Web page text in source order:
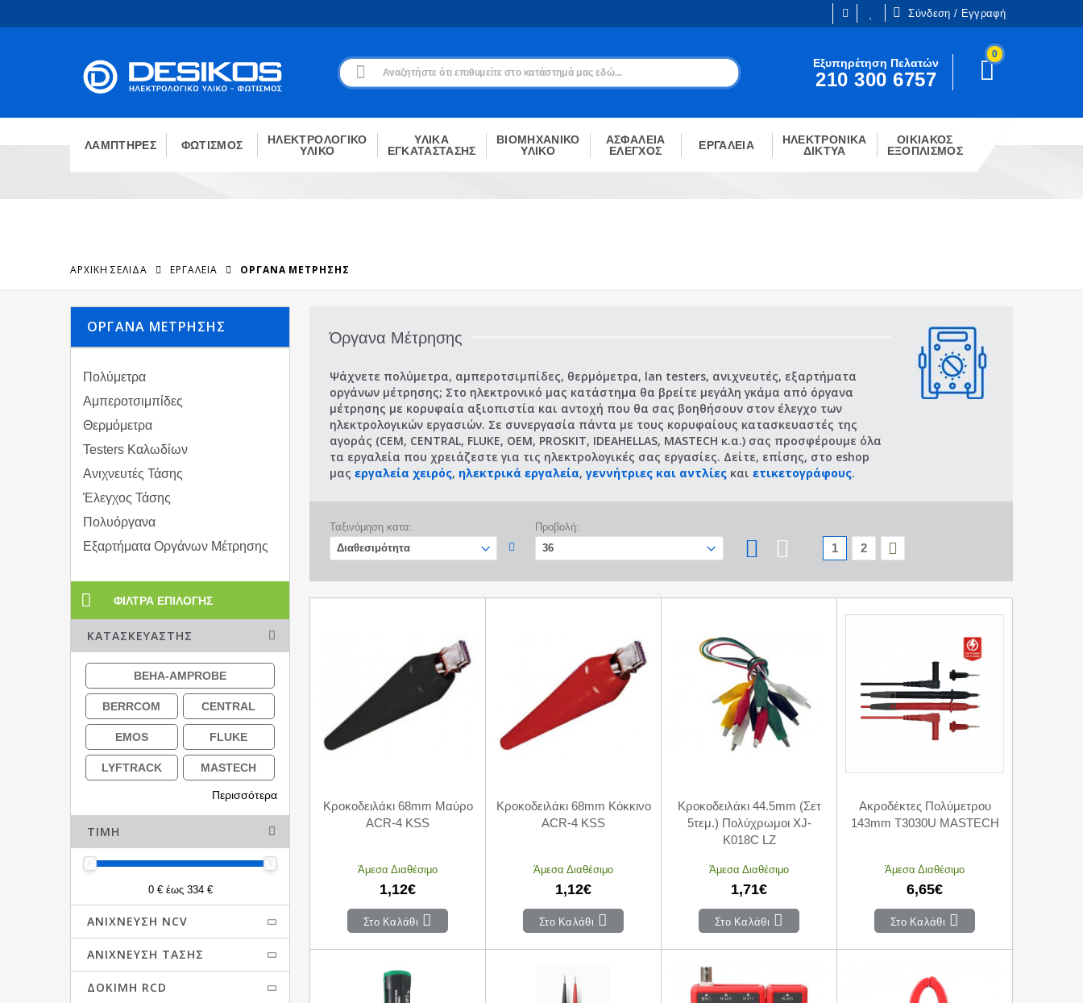
Σύνδεση / Εγγραφή
Εγγραφή
Δεν είσαι μέλος;
ΕΓΓΡΑΦΉ
Είμαι ήδη πελάτης
ΣΎΝΔΕΣΗ
Εξυπηρέτηση Πελατών
210 300 6757
0
ΛΑΜΠΤΗΡΕΣ ΦΩΤΙΣΜΟΣ
ΗΛΕΚΤΡΟΛΟΓΙΚΟ
ΥΛΙΚΟ
ΥΛΙΚΑ
ΕΓΚΑΤΑΣΤΑΣΗΣ
ΒΙΟΜΗΧΑΝΙΚΟ
ΥΛΙΚΟ
ΑΣΦΑΛΕΙΑ
ΕΛΕΓΧΟΣ
ΕΡΓΑΛΕΙΑ
ΗΛΕΚΤΡΟΝΙΚΑ
ΔΙΚΤΥΑ
ΟΙΚΙΑΚΟΣ
ΕΞΟΠΛΙΣΜΟΣ
ΑΡΧΙΚΉ ΣΕΛΊΔΑ ΕΡΓΑΛΕΙΑ ΌΡΓΑΝΑ ΜΈΤΡΗΣΗΣ
ΌΡΓΑΝΑ ΜΈΤΡΗΣΗΣ
Πολύμετρα
Αμπεροτσιμπίδες
Θερμόμετρα
Testers Καλωδίων
Ανιχνευτές Τάσης
Έλεγχος Τάσης
Πολυόργανα
Εξαρτήματα Οργάνων Μέτρησης
ΦΊΛΤΡΑ ΕΠΙΛΟΓΉΣ
ΚΑΤΑΣΚΕΥΑΣΤΉΣ
BEHA-AMPROBE
BERRCOM CENTRAL
EMOS FLUKE
LYFTRACK MASTECH
PROSKIT
STANLEY
UNI-TREND V&A
Περισσότερα
ΤΙΜΉ
0 € έως 334 €
ΑΝΊΧΝΕΥΣΗ NCV
ΑΝΊΧΝΕΥΣΗ ΤΆΣΗΣ
ΔΟΚΙΜΉ RCD
Όργανα Μέτρησης
Ψάχνετε πολύμετρα, αμπεροτσιμπίδες, θερμόμετρα, lan testers, ανιχνευτές, εξαρτήματα
οργάνων μέτρησης; Στο ηλεκτρονικό μας κατάστημα θα βρείτε μεγάλη γκάμα από όργανα
μέτρησης με κορυφαία αξιοπιστία και αντοχή που θα σας βοηθήσουν στον έλεγχο των
ηλεκτρολογικών εργασιών. Σε συνεργασία πάντα με τους κορυφαίους κατασκευαστές της
αγοράς (CEM, CENTRAL, FLUKE, OEM, PROSKIT, IDEAHELLAS, MASTECH κ.α.) σας προσφέρουμε όλα
τα εργαλεία που χρειάζεστε για τις ηλεκτρολογικές σας εργασίες. Δείτε, επίσης, στο eshop
μας εργαλεία χειρός, ηλεκτρικά εργαλεία, γεννήτριες και αντλίες και ετικετογράφους.
Ταξινόμηση κατα: Προβολή:
1 2
Κροκοδειλάκι 68mm Μαύρο
ACR-4 KSS
Άμεσα Διαθέσιμο
1,12€
Στο Καλάθι
Κροκοδειλάκι 68mm Κόκκινο
ACR-4 KSS
Άμεσα Διαθέσιμο
1,12€
Στο Καλάθι
Κροκοδειλάκι 44.5mm (Σετ
5τεμ.) Πολύχρωμοι XJ-
K018C LZ
Άμεσα Διαθέσιμο
1,71€
Στο Καλάθι
Ακροδέκτες Πολύμετρου
143mm T3030U MASTECH
Άμεσα Διαθέσιμο
6,65€
Στο Καλάθι